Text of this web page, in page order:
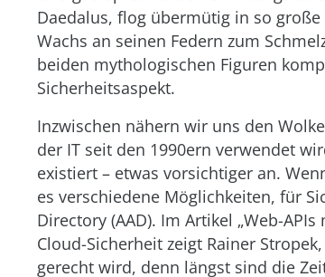
Daedalus, flog übermütig in so
Wachs an seinen Federn zum
beiden mythologischen Figuren
Sicherheitsaspekt.
Inzwischen nähern wir uns den
der IT seit den 1990ern verwendet
existiert – etwas vorsichtiger an.
es verschiedene Möglichkeiten, für
Directory (AAD). Im Artikel „Web-
Cloud-Sicherheit zeigt Rainer
gerecht wird, denn längst sind die